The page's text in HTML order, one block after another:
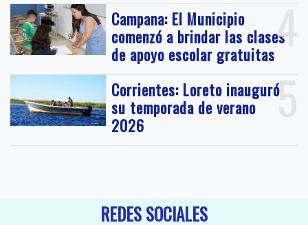
4
Campana: El Municipio
comenzó a brindar las clases
de apoyo escolar gratuitas
5
Corrientes: Loreto inauguró
su temporada de verano
2026
REDES SOCIALES